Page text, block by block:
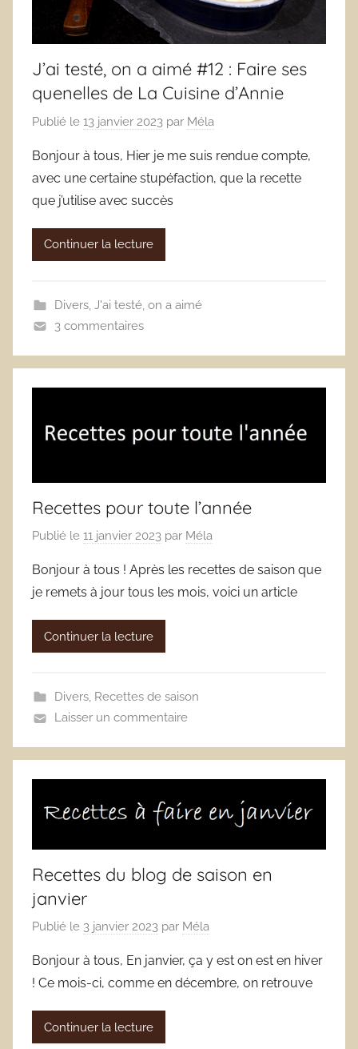
J’ai testé, on a aimé #12 : Faire ses
quenelles de La Cuisine d’Annie
Publié le 13 janvier 2023 par Méla
Bonjour à tous, Hier je me suis rendue compte,
avec une certaine stupéfaction, que la recette
que j’utilise avec succès
Continuer la lecture
Divers, J'ai testé, on a aimé
3 commentaires
Recettes pour toute l’année
Publié le 11 janvier 2023 par Méla
Bonjour à tous ! Après les recettes de saison que
je remets à jour tous les mois, voici un article
Continuer la lecture
Divers, Recettes de saison
Laisser un commentaire
Recettes du blog de saison en
janvier
Publié le 3 janvier 2023 par Méla
Bonjour à tous, En janvier, ça y est on est en hiver
! Ce mois-ci, comme en décembre, on retrouve
Continuer la lecture